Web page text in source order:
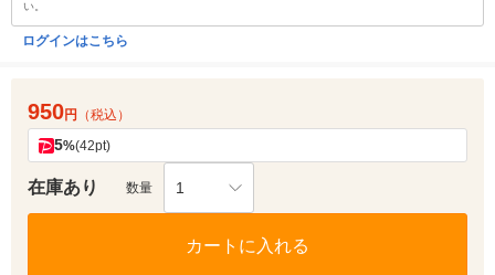
い。
ログインはこちら
950円 （税込）
5%(42pt)
在庫あり 数量 1
カートに入れる